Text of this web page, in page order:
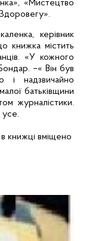
», «Мистецтво
».
керівник
книжка містить
«У кожного
–« Він був
і надзвичайно
батьківщини
журналістики.
усе.
книжці вміщено